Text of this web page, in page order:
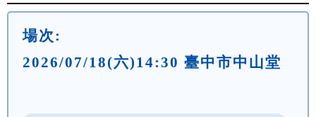
場次:
2026/07/18(六)14:30 臺中市中山堂